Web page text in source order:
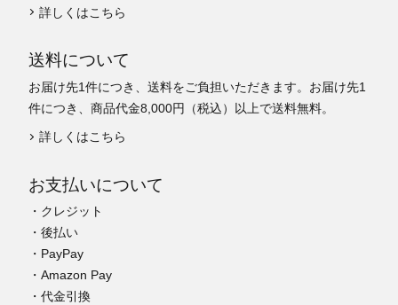
詳しくはこちら
送料について
お届け先1件につき、送料をご負担いただきます。お届け先1
件につき、商品代金8,000円（税込）以上で送料無料。
詳しくはこちら
お支払いについて
・クレジット
・後払い
・PayPay
・Amazon Pay
・代金引換